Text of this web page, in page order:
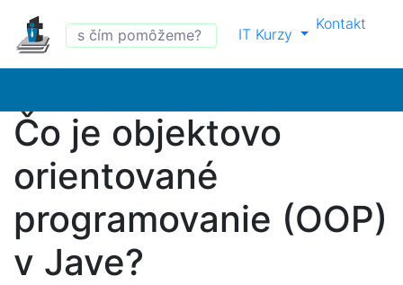
IT Kurzy
Kontakt
Čo je objektovo
orientované
programovanie (OOP)
v Jave?